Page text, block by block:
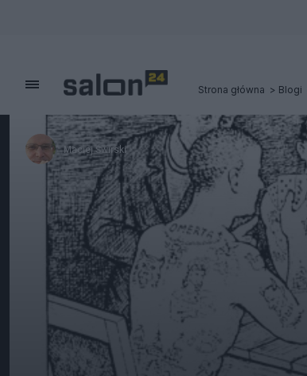
Strona główna Blogi
Maciej Świrski